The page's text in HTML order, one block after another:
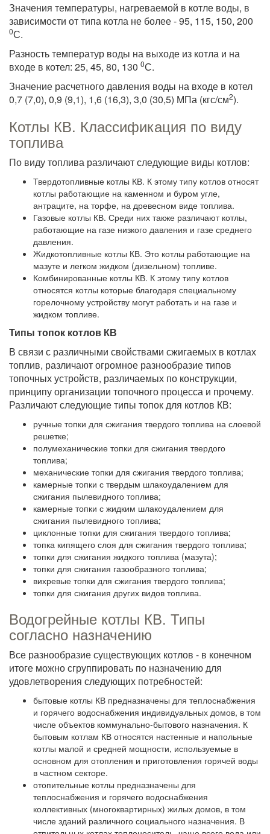
Значения температуры, нагреваемой в котле воды, в
зависимости от типа котла не более - 95, 115, 150, 200
0С.
Разность температур воды на выходе из котла и на
входе в котел: 25, 45, 80, 130 0С.
Значение расчетного давления воды на входе в котел
0,7 (7,0), 0,9 (9,1), 1,6 (16,3), 3,0 (30,5) МПа (кгс/см2).
Котлы КВ. Классификация по виду
топлива
По виду топлива различают следующие виды котлов:
Твердотопливные котлы КВ. К этому типу котлов относят
котлы работающие на каменном и буром угле,
антраците, на торфе, на древесном виде топлива.
Газовые котлы КВ. Среди них также различают котлы,
работающие на газе низкого давления и газе среднего
давления.
Жидкотопливные котлы КВ. Это котлы работающие на
мазуте и легком жидком (дизельном) топливе.
Комбинированные котлы КВ. К этому типу котлов
относятся котлы которые благодаря специальному
горелочному устройству могут работать и на газе и
жидком топливе.
Типы топок котлов КВ
В связи с различными свойствами сжигаемых в котлах
топлив, различают огромное разнообразие типов
топочных устройств, различаемых по конструкции,
принципу организации топочного процесса и прочему.
Различают следующие типы топок для котлов КВ:
ручные топки для сжигания твердого топлива на слоевой
решетке;
полумеханические топки для сжигания твердого
топлива;
механические топки для сжигания твердого топлива;
камерные топки с твердым шлакоудалением для
сжигания пылевидного топлива;
камерные топки с жидким шлакоудалением для
сжигания пылевидного топлива;
циклонные топки для сжигания твердого топлива;
топка кипящего слоя для сжигания твердого топлива;
топки для сжигания жидкого топлива (мазута);
топки для сжигания газообразного топлива;
вихревые топки для сжигания твердого топлива;
топки для сжигания других видов топлива.
Водогрейные котлы КВ. Типы
согласно назначению
Все разнообразие существующих котлов - в конечном
итоге можно сгруппировать по назначению для
удовлетворения следующих потребностей:
бытовые котлы КВ предназначены для теплоснабжения
и горячего водоснабжения индивидуальных домов, в том
числе объектов коммунально-бытового назначения. К
бытовым котлам КВ относятся настенные и напольные
котлы малой и средней мощности, используемые в
основном для отопления и приготовления горячей воды
в частном секторе.
отопительные котлы предназначены для
теплоснабжения и горячего водоснабжения
коллективных (многоквартирных) жилых домов, в том
числе зданий различного социального назначения. В